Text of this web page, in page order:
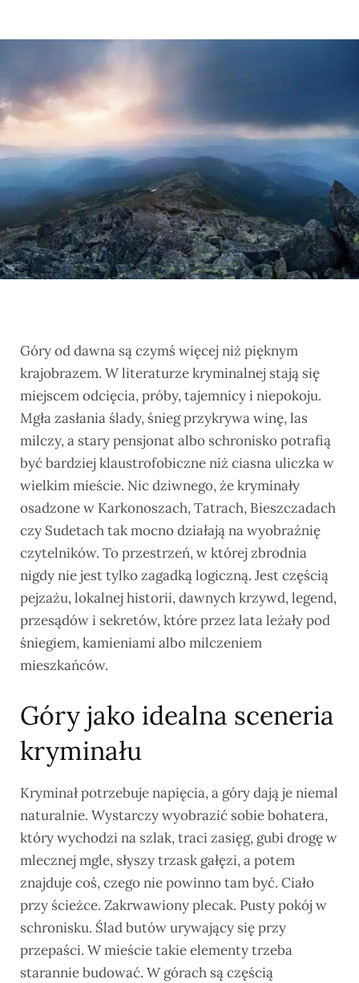
Góry od dawna są czymś więcej niż pięknym
krajobrazem. W literaturze kryminalnej stają się
miejscem odcięcia, próby, tajemnicy i niepokoju.
Mgła zasłania ślady, śnieg przykrywa winę, las
milczy, a stary pensjonat albo schronisko potrafią
być bardziej klaustrofobiczne niż ciasna uliczka w
wielkim mieście. Nic dziwnego, że kryminały
osadzone w Karkonoszach, Tatrach, Bieszczadach
czy Sudetach tak mocno działają na wyobraźnię
czytelników. To przestrzeń, w której zbrodnia
nigdy nie jest tylko zagadką logiczną. Jest częścią
pejzażu, lokalnej historii, dawnych krzywd, legend,
przesądów i sekretów, które przez lata leżały pod
śniegiem, kamieniami albo milczeniem
mieszkańców.
Góry jako idealna sceneria
kryminału
Kryminał potrzebuje napięcia, a góry dają je niemal
naturalnie. Wystarczy wyobrazić sobie bohatera,
który wychodzi na szlak, traci zasięg, gubi drogę w
mlecznej mgle, słyszy trzask gałęzi, a potem
znajduje coś, czego nie powinno tam być. Ciało
przy ścieżce. Zakrwawiony plecak. Pusty pokój w
schronisku. Ślad butów urywający się przy
przepaści. W mieście takie elementy trzeba
starannie budować. W górach są częścią